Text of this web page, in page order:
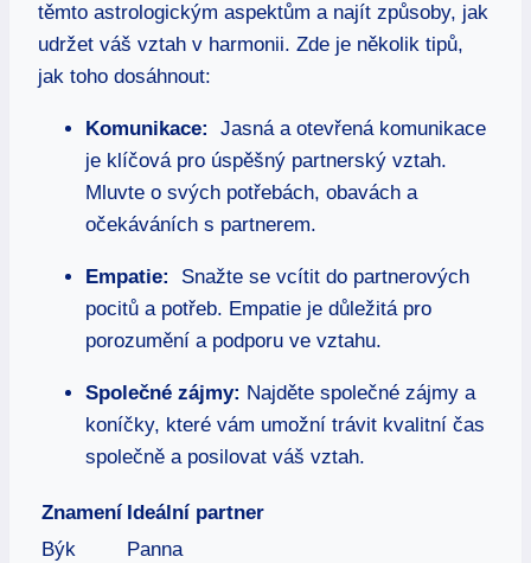
těmto astrologickým aspektům a najít ‌způsoby, jak
udržet váš vztah v​ harmonii. Zde⁢ je několik tipů,
jak toho dosáhnout:
Komunikace:
⁢ Jasná a ⁢otevřená ​komunikace
je klíčová ⁢pro úspěšný partnerský vztah.
Mluvte o svých potřebách,⁤ obavách a
očekáváních s⁢ partnerem.
Empatie:
⁢ Snažte se vcítit do partnerových
pocitů a⁣ potřeb. Empatie je důležitá ‍pro‍
porozumění a podporu ve vztahu.
Společné zájmy: Najděte společné zájmy ‌a‍
koníčky, které‌ vám umožní trávit kvalitní čas
‌společně a ‌posilovat ​váš vztah.
Znamení Ideální partner
Býk
Panna